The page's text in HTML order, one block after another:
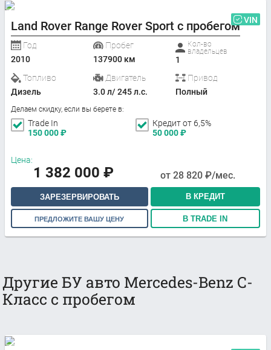
Land Rover Range Rover Sport с пробегом VIN
Год
2010
Пробег
137900 км
Кол-во
владельцев
1
Топливо
Дизель
Двигатель
3.0 л/ 245 л.с.
Привод
Полный
Делаем скидку, если вы берете в:
Trade In
150 000₽
Кредит от 6,5%
50 000₽
Цена:
1 382 000 ₽ от 28 820 ₽/мес.
ЗАРЕЗЕРВИРОВАТЬ В КРЕДИТ
ПРЕДЛОЖИТЕ ВАШУ ЦЕНУ В TRADE IN
Другие БУ авто Mercedes-Benz C-
Класс с пробегом